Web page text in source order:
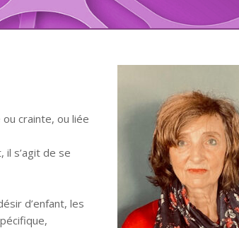
crainte, ou liée
s’agit de se
d’enfant, les